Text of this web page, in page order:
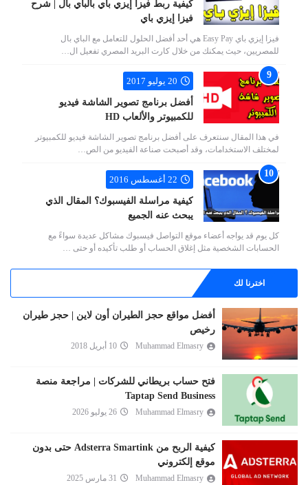
كيفية ربط فيزا إيزي باي بالباي بال | شرح
فيزا إيزي باي
فيزا إيزي باي Easy Pay هي أحد أفضل الحلول للتعامل مع الباي بال
للمصريين، حيث يمكنك من خلال كارت البريد المصري تفعيل ال…
20 يوليو 2017
أفضل برنامج تصوير الشاشة فيديو
للكمبيوتر والألعاب HD
في هذا المقال سنتعرف على أفضل برنامج تصوير الشاشة فيديو للكمبيوتر
لمختلف الاستخدامات، وقد أصبحت صناعة الفيديو من الص…
22 أغسطس 2016
كيفية مراسلة الفيسبوك؟ المقال الذي
يبحث عنه الجميع
كل يوم قد يواجه أعضاء موقع التواصل فيسبوك مشاكل عديدة سواءً مع
الحسابات الشخصية مثل إغلاق الحساب أو طلب تأكيده أو حتى …
اخترنا لك
أفضل مواقع حجز الطيران أون لاين | حجز طيران
رخيص
Muhammad Elmasry 10 أبريل 2018
فتح حساب بريطاني للشركات | مراجعة منصة
Taptap Send Business
Muhammad Elmasry 26 يوليو 2026
كيفية الربح من Adsterra Smartink حتى بدون
موقع إلكتروني
Muhammad Elmasry 31 مارس 2025